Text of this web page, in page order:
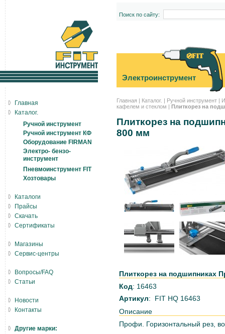
Поиск по сайту:
Электроинструмент
Главная | Каталог. | Ручной инструмент |
кафелем и стеклом | Плиткорез на
Плиткорез на
800 мм
Плиткорез на подшипниках
Код: 16463
Артикул: FIT HQ 16463
Описание
Профи. Горизонтальный рез,
Главная
Каталог.
Ручной инструмент
Ручной инструмент КФ
Оборудование FIRMAN
Электро- бензо-
инструмент
Пневмоинструмент FIT
Хозтовары
Каталоги
Прайсы
Скачать
Сертификаты
Магазины
Сервис-центры
Вопросы/FAQ
Статьи
Новости
Контакты
Другие марки: